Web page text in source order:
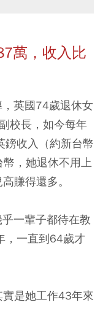
萬，收入比
英國74歲退休女
校長，如今每年
鎊收入（約新台幣
，她退休不用上
賺得還多。
一輩子都待在教
，一直到64歲才
是她工作43年來